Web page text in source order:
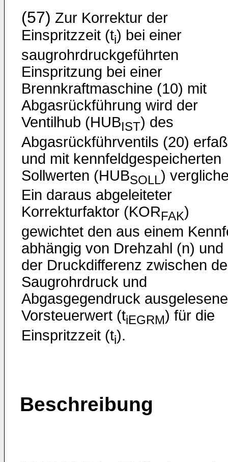
(57) Zur Korrektur der
Einspritzzeit (ti) bei einer
saugrohrdruckgeführten
Einspritzung bei einer
Brennkraftmaschine (10) mit
Abgasrückführung wird der
Ventilhub (HUBIST) des
Abgasrückführventils (20)
und mit kennfeldgespeicherten
Sollwerten (HUBSOLL )
Ein daraus abgeleiteter
Korrekturfaktor (KORFAK)
gewichtet den aus einem
abhängig von Drehzahl (n) und
der Druckdifferenz zwischen
Saugrohrdruck und
Abgasgegendruck
Vorsteuerwert (tiEGRM) für die
Einspritzzeit (ti).
Beschreibung